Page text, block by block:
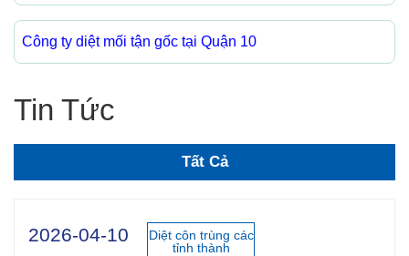
Công ty diệt mối tận gốc tại Quận 10
Tin Tức
Tất Cả
2026-04-10
Diệt côn trùng các
tỉnh thành